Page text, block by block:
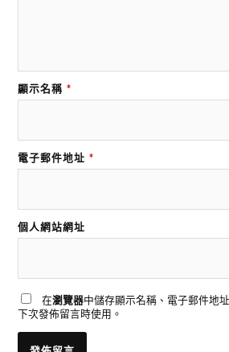
顯示名稱 *
電子郵件地址 *
個人網站網址
在瀏覽器中儲存顯示名稱、電子郵件地
下次發佈留言時使用。